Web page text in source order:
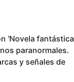
‘Novela fantástica
paranormales.
y señales de